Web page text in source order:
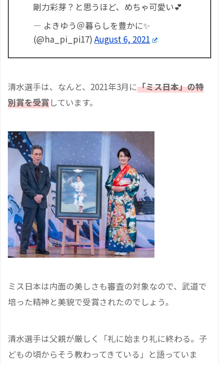
剛力彩芽？と思うほど、めちゃ可愛い💕
— よきゆう＠暮らしを豊かに✨
(@ha_pi_pi17) August 6, 2021
清水選手は、なんと、2021年3月に「ミス日本」の特
別賞を受賞しています。
ミス日本は内面の美しさも審査の対象なので、武道で
培った精神と美貌で受賞されたのでしょう。
清水選手は父親が厳しく「礼に始まり礼に終わる。子
どもの頃からそう教わってきている」と語っていま